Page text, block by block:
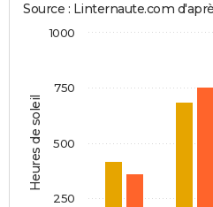
Heures de soleil
Source : Linternaute.com
250
500
750
1000